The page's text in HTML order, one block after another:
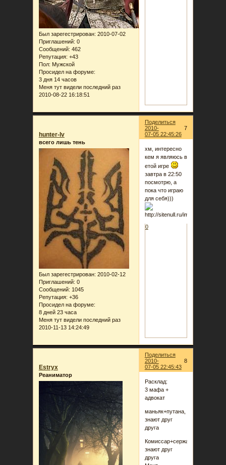
Был зарегестрирован: 2010-07-02
Приглашений: 0
Сообщений: 462
Репутация: +43
Пол: Мужской
Просидел на форуме:
3 дня 14 часов
Меня тут видели последний раз
2010-08-22 16:18:51
Поделиться
7
2010-
07-05 22:45:26
hunter-lv
всего лишь тень
Был зарегестрирован: 2010-02-12
Приглашений: 0
Сообщений: 1045
Репутация: +36
Просидел на форуме:
8 дней 23 часа
Меня тут видели последний раз
2010-11-13 14:24:49
хм, интересно
кем я являюсь в
етой игре
завтра в 22:50
посмотрю, а
пока что играю
для себя)))
0
Поделиться
8
2010-
07-05 22:45:43
Estryx
Реаниматор
Расклад:
3 мафа +
адвокат
маньяк+путана,
знают друг
друга
Комиссар+сержант,
знают друг
друга